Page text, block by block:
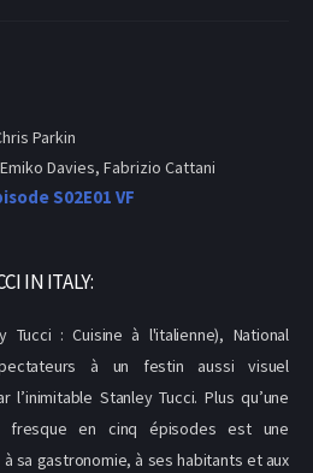
Parkin
Davies, Fabrizio Cattani
S02E01 VF
IN ITALY:
Tucci : Cuisine à l'italienne), National
à un festin aussi visuel
l’inimitable Stanley Tucci. Plus qu’une
fresque en cinq épisodes est une
à sa gastronomie, à ses habitants et aux